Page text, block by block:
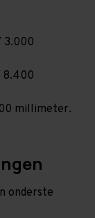
3.000
8.400
millimeter.
onderste